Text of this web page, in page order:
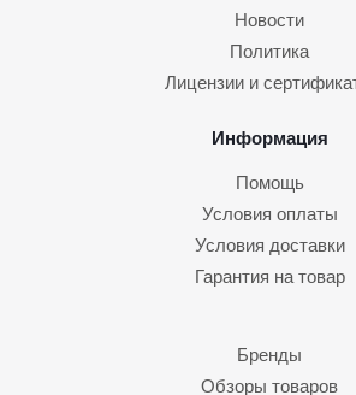
Новости
Политика
Лицензии и
Информация
Помощь
Условия оплаты
Условия доставки
Гарантия на товар
Бренды
Обзоры товаров